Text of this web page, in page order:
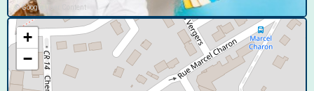
© Google User Content
+
−